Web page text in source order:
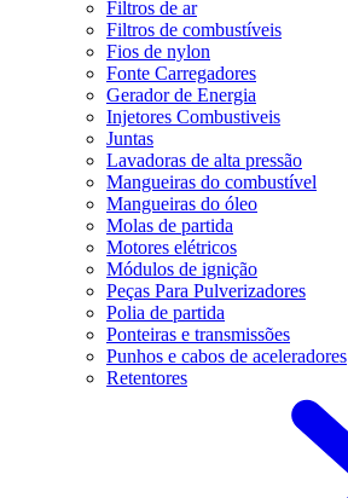
Filtros de ar
Filtros de combustíveis
Fios de nylon
Fonte Carregadores
Gerador de Energia
Injetores Combustiveis
Juntas
Lavadoras de alta pressão
Mangueiras do combustível
Mangueiras do óleo
Molas de partida
Motores elétricos
Módulos de ignição
Peças Para Pulverizadores
Polia de partida
Ponteiras e transmissões
Punhos e cabos de aceleradores
Retentores